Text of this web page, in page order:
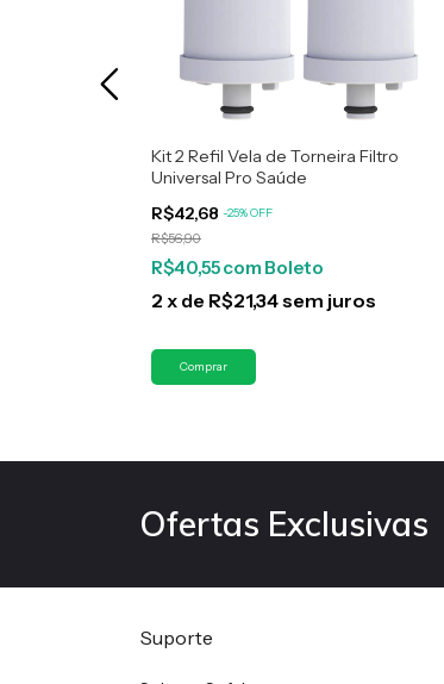
Kit 2 Refil Vela de Torneira Filtro
Universal Pro Saúde
R$42,68 -25%OFF
R$56,90
R$40,55com Boleto
2 x de R$21,34sem juros
Ofertas Exclusivas
Suporte